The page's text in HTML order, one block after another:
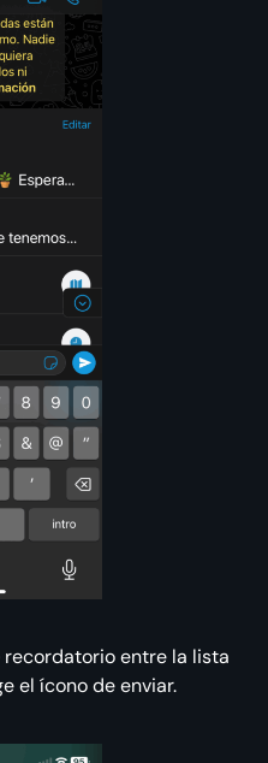
recordatorio entre la lista
el ícono de enviar.